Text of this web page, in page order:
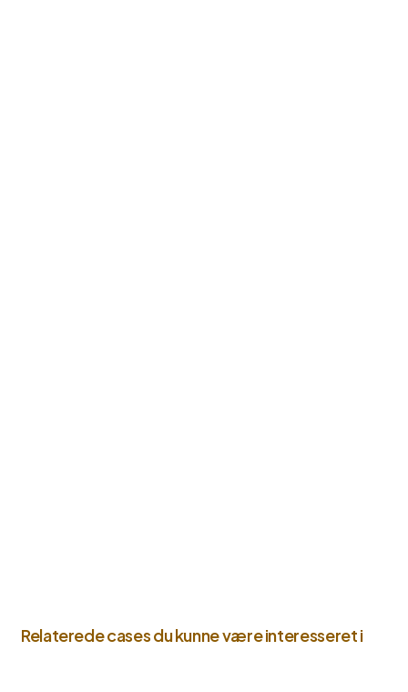
Relaterede cases du kunne være interesseret i